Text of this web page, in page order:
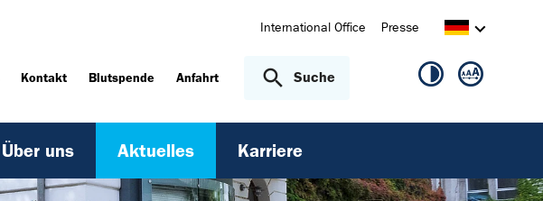
International Office Presse
Kontakt Blutspende Anfahrt Suche
Über uns Aktuelles Karriere